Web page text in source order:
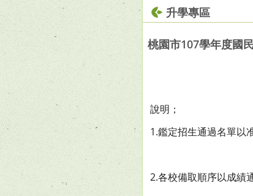
升學專區
桃園市107學年度國
說明；
1.鑑定招生通過名單以
2.各校備取順序以成績